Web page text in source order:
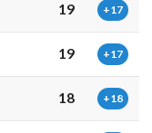
19 +17
19 +17
18 +18